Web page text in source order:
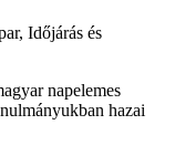
Időjárás és
napelemes
hazai